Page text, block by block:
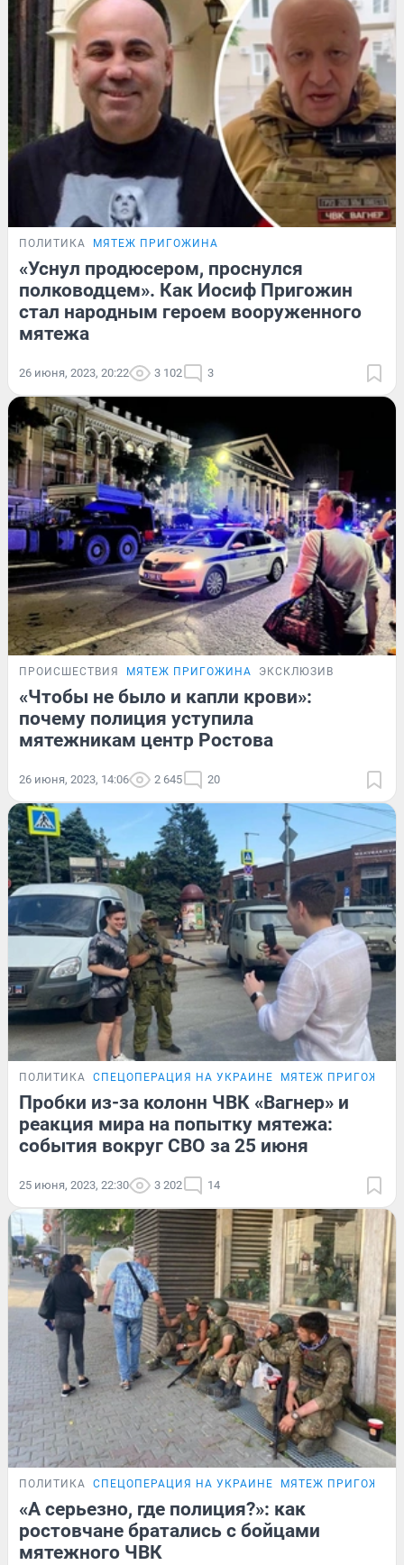
ПОЛИТИКА МЯТЕЖ ПРИГОЖИНА
«Уснул продюсером, проснулся
полководцем». Как Иосиф Пригожин
стал народным героем вооруженного
мятежа
26 июня, 2023, 20:22 3 102 3
ПРОИСШЕСТВИЯ МЯТЕЖ ПРИГОЖИНА ЭКСКЛЮЗИВ
«Чтобы не было и капли крови»:
почему полиция уступила
мятежникам центр Ростова
26 июня, 2023, 14:06 2 645 20
ПОЛИТИКА СПЕЦОПЕРАЦИЯ НА УКРАИНЕ МЯТЕЖ
Пробки из-за колонн ЧВК «Вагнер» и
реакция мира на попытку мятежа:
события вокруг СВО за 25 июня
25 июня, 2023, 22:30 3 202 14
ПОЛИТИКА СПЕЦОПЕРАЦИЯ НА УКРАИНЕ МЯТЕЖ
«А серьезно, где полиция?»: как
ростовчане братались с бойцами
мятежного ЧВК